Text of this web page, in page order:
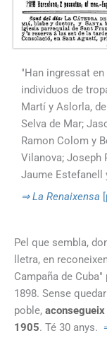
"Han ingressat
individuos de
Martí y Aslorla,
Selva de Mar;
Ramon Colom y
Vilanova; Joseph
Jaume Estefanell
⇒ La Renaixensa
Pel que sembla,
lletra, en
Campaña de
1898. Sense
poble,
1905. Té 30 anys.